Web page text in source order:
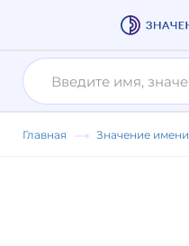
Главная Значение имени